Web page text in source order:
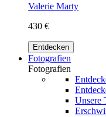
Valerie Marty
430 €
Entdecken
Fotografien
Fotografien
Unsere